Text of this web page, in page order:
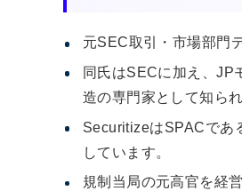
元SEC取引・市場部門
同氏はSECに加え、JP
造の専門家として知ら
SecuritizeはSPACであ
しています。
規制当局の元高官を経